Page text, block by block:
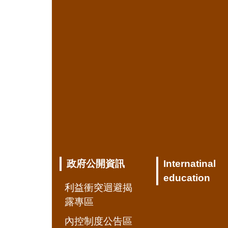
政府公開資訊
利益衝突迴避揭
露專區
內控制度公告區
Internatinal
education